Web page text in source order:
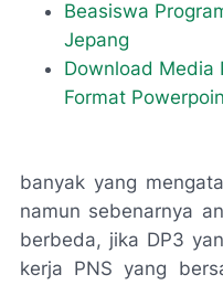
Beasiswa
Jepang
Download Media
Format
banyak yang
namun sebenarnya
berbeda, jika DP3
kerja PNS yang